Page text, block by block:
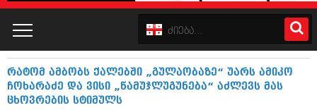
კატალოგი
რატომ ამბობს ქალებში „გულაობაზე“ უარს ამიკო
ჩოხარაძე და ვისი „წამუჯლუგუნება“ აძლევს მას
ცხოვრების სტიმულს